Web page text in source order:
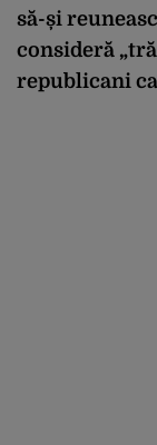
să-și
consideră
republicani